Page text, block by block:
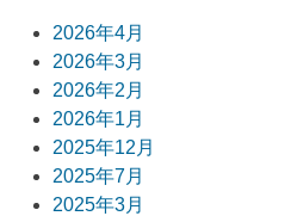
ビ
ゲ
ー
シ
2026年4月
2026年3月
2026年2月
2026年1月
2025年12月
2025年7月
2025年3月